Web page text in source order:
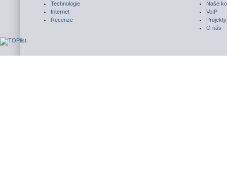
Technologie
Internet
Recenze
Naše
VoIP
Projekty
O nás